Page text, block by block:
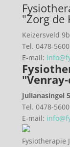
"Zorg de
Keizersveld
Tel. 0478-
E-mail:
"
Julianasingel
Tel. 0478-
E-mail:
Fysiotherapie